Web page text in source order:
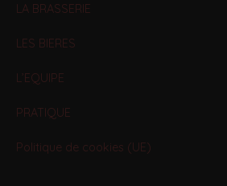
LA BRASSERIE
LES BIERES
L’EQUIPE
PRATIQUE
Politique de cookies (UE)